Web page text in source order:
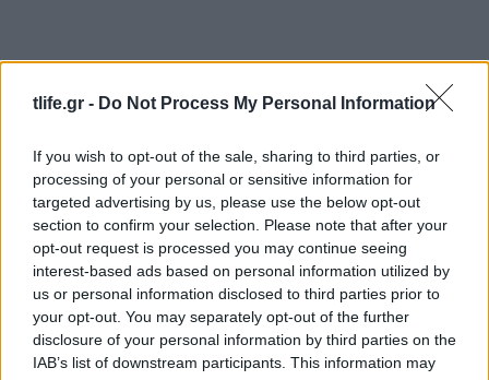
tlife.gr - Do Not Process My Personal Information
If you wish to opt-out of the sale, sharing to third parties, or
processing of your personal or sensitive information for
targeted advertising by us, please use the below opt-out
section to confirm your selection. Please note that after your
opt-out request is processed you may continue seeing
interest-based ads based on personal information utilized by
us or personal information disclosed to third parties prior to
your opt-out. You may separately opt-out of the further
disclosure of your personal information by third parties on the
IAB’s list of downstream participants. This information may
Γιώργος Παράσχος: Ξανά στο νοσοκομείο ο
ηθοποιός – Η γενναία μάχη με τον καρκίνο
06.08.2026